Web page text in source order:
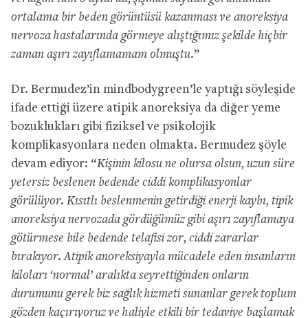
ortalama bir beden görüntüsü kazanması ve anoreksiya
nervoza hastalarında görmeye alıştığımız şekilde hiçbir
zaman aşırı zayıflamamam olmuştu.”
Dr. Bermudez’in mindbodygreen’le yaptığı söyleşide
ifade ettiği üzere atipik anoreksiya da diğer yeme
bozuklukları gibi fiziksel ve psikolojik
komplikasyonlara neden olmakta. Bermudez şöyle
devam ediyor: “Kişinin kilosu ne olursa olsun, uzun süre
yetersiz beslenen bedende ciddi komplikasyonlar
görülüyor. Kısıtlı beslenmenin getirdiği enerji kaybı, tipik
anoreksiya nervozada gördüğümüz gibi aşırı zayıflamaya
götürmese bile bedende telafisi zor, ciddi zararlar
bırakıyor. Atipik anoreksiyayla mücadele eden insanların
kiloları ‘normal’ aralıkta seyrettiğinden onların
durumunu gerek biz sağlık hizmeti sunanlar gerek toplum
gözden kaçırıyoruz ve haliyle etkili bir tedaviye başlamak